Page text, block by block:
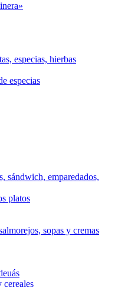
especias, hierbas
especias
sándwich, emparedados,
platos
sopas y cremas
cereales